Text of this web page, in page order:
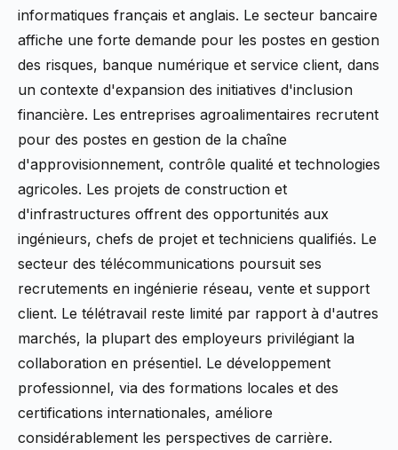
informatiques français et anglais. Le secteur bancaire
affiche une forte demande pour les postes en gestion
des risques, banque numérique et service client, dans
un contexte d'expansion des initiatives d'inclusion
financière. Les entreprises agroalimentaires recrutent
pour des postes en gestion de la chaîne
d'approvisionnement, contrôle qualité et technologies
agricoles. Les projets de construction et
d'infrastructures offrent des opportunités aux
ingénieurs, chefs de projet et techniciens qualifiés. Le
secteur des télécommunications poursuit ses
recrutements en ingénierie réseau, vente et support
client. Le télétravail reste limité par rapport à d'autres
marchés, la plupart des employeurs privilégiant la
collaboration en présentiel. Le développement
professionnel, via des formations locales et des
certifications internationales, améliore
considérablement les perspectives de carrière.